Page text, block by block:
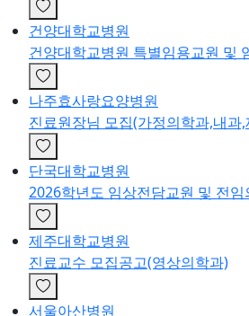
건양대학교병원
건양대학교병원 특별임용교원 및
나주효사랑요양병원
진료원장님 모집(가정의학과,내과
단국대학교병원
2026학년도 임상전담교원 및 전임
제주대학교병원
진료교수 모집공고(영상의학과)
서울아산병원